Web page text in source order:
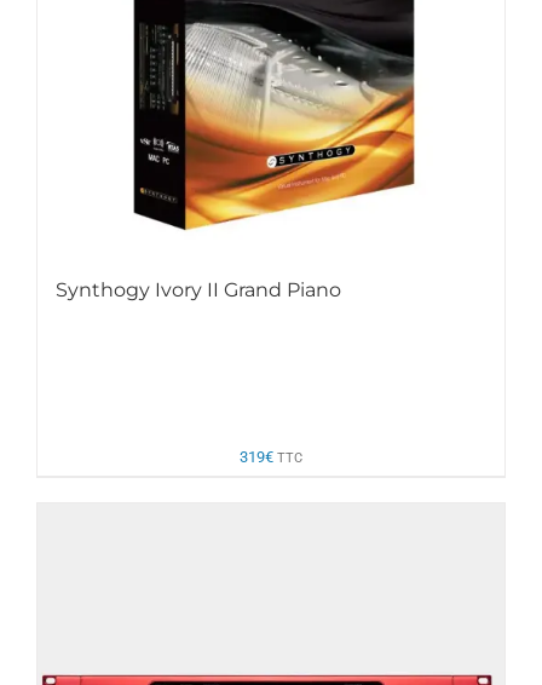
Synthogy Ivory II Grand Piano
319€ TTC